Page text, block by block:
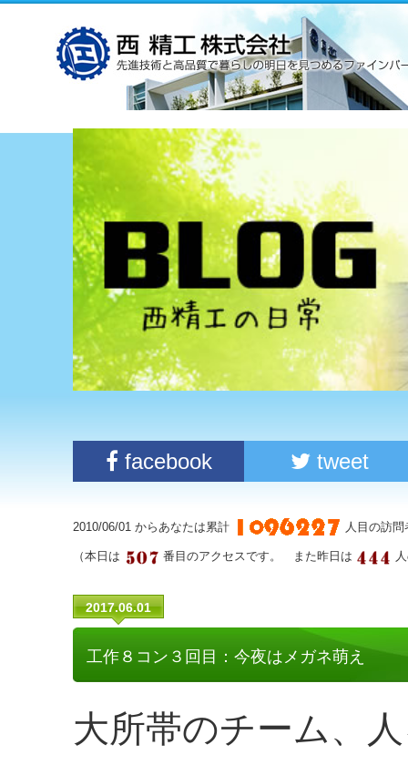
facebook tweet
2010/06/01 からあなたは累計 人目の訪
（本日は 番目のアクセスです。 また昨日は
2017.06.01
工作８コン３回目：今夜はメガネ萌え
大所帯のチーム、